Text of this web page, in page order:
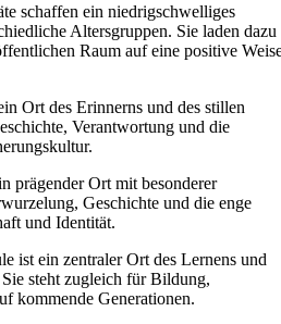
schaffen ein niedrigschwelliges
Altersgruppen. Sie laden dazu
Raum auf eine positive
Ort des Erinnerns und des stillen
Verantwortung und die
prägender Ort mit besonderer
Geschichte und die enge
und Identität.
ist ein zentraler Ort des Lernens und
steht zugleich für Bildung,
kommende Generationen.